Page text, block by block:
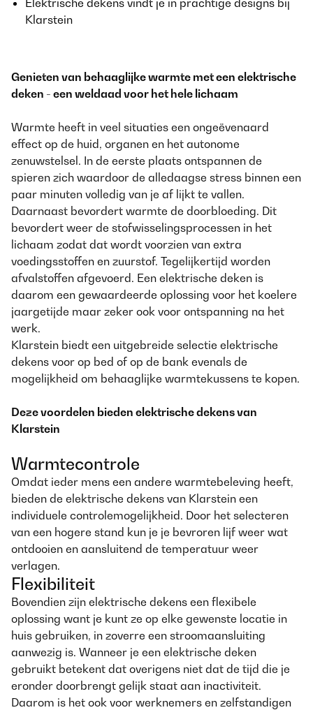
Elektrische dekens vindt je in prachtige designs bij
Klarstein
Genieten van behaaglijke warmte met een elektrische
deken - een weldaad voor het hele lichaam
Warmte heeft in veel situaties een ongeëvenaard
effect op de huid, organen en het autonome
zenuwstelsel. In de eerste plaats ontspannen de
spieren zich waardoor de alledaagse stress binnen een
paar minuten volledig van je af lijkt te vallen.
Daarnaast bevordert warmte de doorbloeding. Dit
bevordert weer de stofwisselingsprocessen in het
lichaam zodat dat wordt voorzien van extra
voedingsstoffen en zuurstof. Tegelijkertijd worden
afvalstoffen afgevoerd. Een elektrische deken is
daarom een gewaardeerde oplossing voor het koelere
jaargetijde maar zeker ook voor ontspanning na het
werk.
Klarstein biedt een uitgebreide selectie elektrische
dekens voor op bed of op de bank evenals de
mogelijkheid om behaaglijke warmtekussens te kopen.
Deze voordelen bieden elektrische dekens van
Klarstein
Warmtecontrole
Omdat ieder mens een andere warmtebeleving heeft,
bieden de elektrische dekens van Klarstein een
individuele controlemogelijkheid. Door het selecteren
van een hogere stand kun je je bevroren lijf weer wat
ontdooien en aansluitend de temperatuur weer
verlagen.
Flexibiliteit
Bovendien zijn elektrische dekens een flexibele
oplossing want je kunt ze op elke gewenste locatie in
huis gebruiken, in zoverre een stroomaansluiting
aanwezig is. Wanneer je een elektrische deken
gebruikt betekent dat overigens niet dat de tijd die je
eronder doorbrengt gelijk staat aan inactiviteit.
Daarom is het ook voor werknemers en zelfstandigen